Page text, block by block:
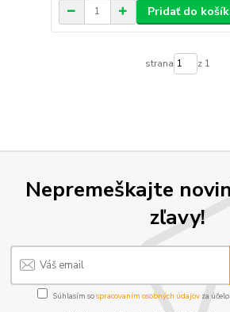
Pridať do
strana z 1
Nepremeškajte
zľavy!
Súhlasím sospracovaním osobných údajov za